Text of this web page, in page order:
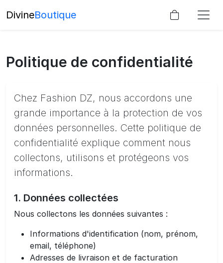
DivineBoutique
Politique de confidentialité
Chez Fashion DZ, nous accordons une
grande importance à la protection de vos
données personnelles. Cette politique de
confidentialité explique comment nous
collectons, utilisons et protégeons vos
informations.
1. Données collectées
Nous collectons les données suivantes :
Informations d'identification (nom, prénom,
email, téléphone)
Adresses de livraison et de facturation